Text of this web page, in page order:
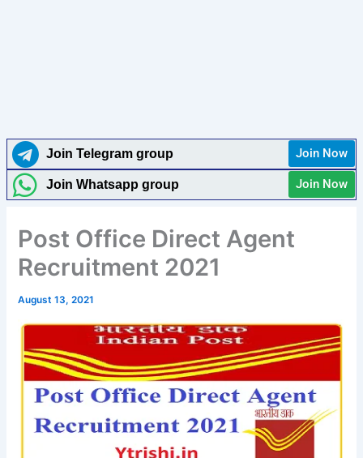
Join Telegram group Join Now
Join Whatsapp group Join Now
Post Office Direct Agent
Recruitment 2021
August 13, 2021